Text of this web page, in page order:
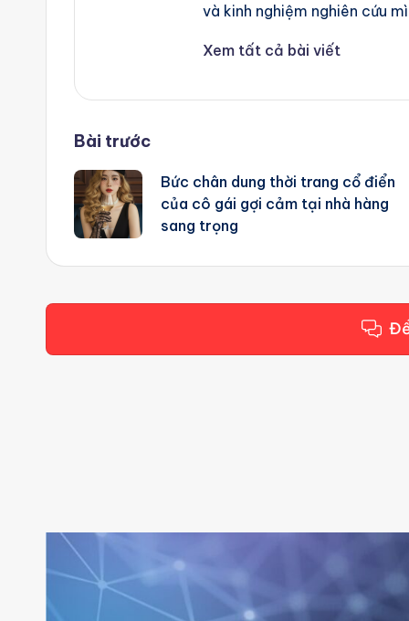
và kinh nghiệm nghiên cứu
Xem tất cả bài viết
Post
navigation
Bài trước
Bức chân dung thời trang cổ điển
của cô gái gợi cảm tại nhà hàng
sang trọng